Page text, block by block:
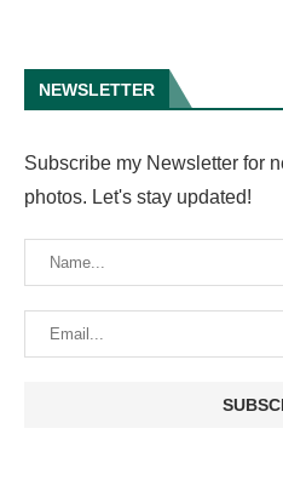
NEWSLETTER
Subscribe my Newsletter for
photos. Let's stay updated!